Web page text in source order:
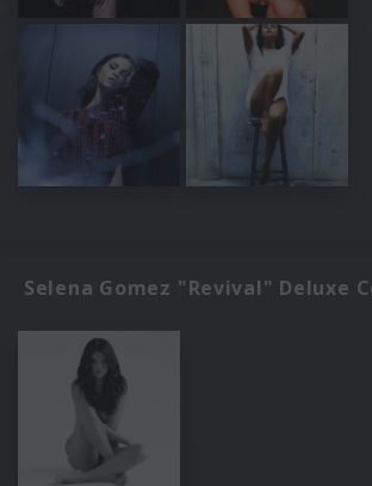
Selena Gomez "Revival" Deluxe